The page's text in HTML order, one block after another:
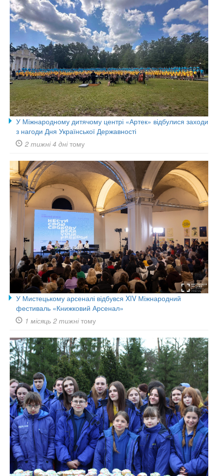
У Міжнародному дитячому центрі «Артек» відбулися заходи
з нагоди Дня Української Державності
2 тижні 4 днітому
У Мистецькому арсеналі відбувся XIV Міжнародний
фестиваль «Книжковий Арсенал»
1 місяць 2 тижнітому